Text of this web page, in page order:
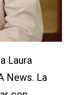
Laura
News. La